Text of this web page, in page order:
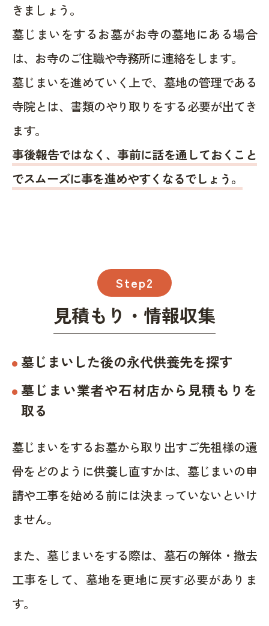
きましょう。
墓じまいをするお墓がお寺の墓地にある場合
は、お寺のご住職や寺務所に連絡をします。
墓じまいを進めていく上で、墓地の管理である
寺院とは、書類のやり取りをする必要が出てき
ます。
事後報告ではなく、事前に話を通しておくこと
でスムーズに事を進めやすくなるでしょう。
Step2
見積もり・情報収集
墓じまいした後の永代供養先を探す
墓じまい業者や石材店から見積もりを
取る
墓じまいをするお墓から取り出すご先祖様の遺
骨をどのように供養し直すかは、墓じまいの申
請や工事を始める前には決まっていないといけ
ません。
また、墓じまいをする際は、墓石の解体・撤去
工事をして、墓地を更地に戻す必要がありま
す。